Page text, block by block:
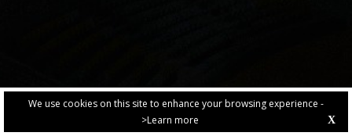
We use cookies on this site to enhance your browsing experience -
>Learn more
X